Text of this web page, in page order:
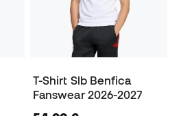
T-Shirt Slb Benfica
Fanswear 2026-2027